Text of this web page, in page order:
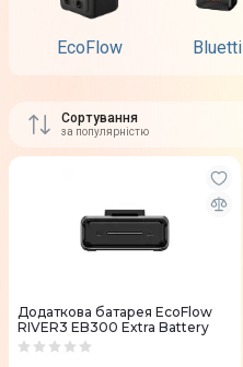
EcoFlow Bluetti
Сортування
за популярністю
Додаткова батарея EcoFlow
RIVER3 EB300 Extra Battery